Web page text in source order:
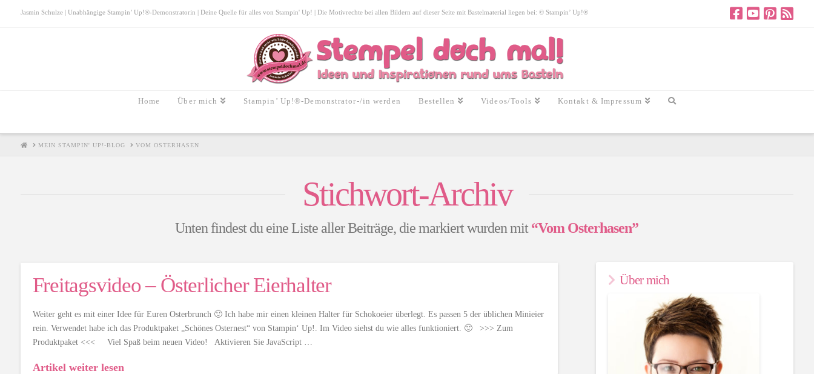
Jasmin Schulze | Unabhängige Stampin’ Up!®-Demonstratorin | Deine Quelle für alles von Stampin' Up! | Die Motivrechte bei allen Bildern auf dieser Seite mit Bastelmaterial liegen bei: © Stampin’ Up!®
Home Über mich Stampin’ Up!®-Demonstrator-/in werden Bestellen Videos/Tools Kontakt & Impressum
HOMEMEIN STAMPIN' UP!-BLOG VOM OSTERHASEN
Stichwort-Archiv
Unten findest du eine Liste aller Beiträge, die markiert wurden mit“Vom Osterhasen”
Freitagsvideo – Österlicher Eierhalter
Weiter geht es mit einer Idee für Euren Osterbrunch 🙂 Ich habe mir einen kleinen Halter für Schokoeier überlegt. Es passen 5 der üblichen Minieier
rein. Verwendet habe ich das Produktpaket „Schönes Osternest“ von Stampin‘ Up!. Im Video siehst du wie alles funktioniert. 🙂 >>> Zum
Produktpaket <<< Viel Spaß beim neuen Video! Aktivieren Sie JavaScript …
Artikel weiter lesen
Über mich